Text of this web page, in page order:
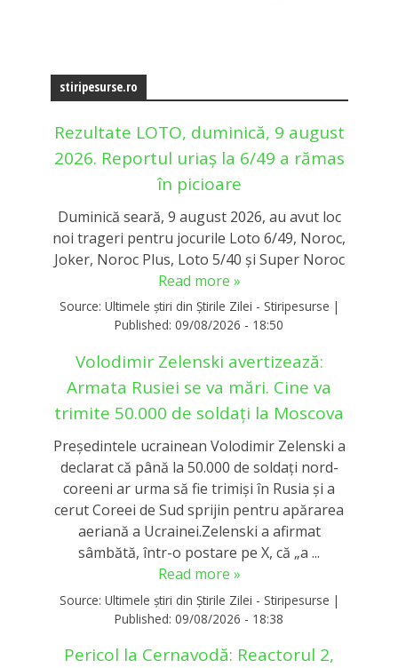
stiripesurse.ro
Rezultate LOTO, duminică, 9 august
2026. Reportul uriaș la 6/49 a rămas
în picioare
Duminică seară, 9 august 2026, au avut loc
noi trageri pentru jocurile Loto 6/49, Noroc,
Joker, Noroc Plus, Loto 5/40 și Super Noroc
Read more »
Source: Ultimele știri din Știrile Zilei - Stiripesurse |
Published: 09/08/2026 - 18:50
Volodimir Zelenski avertizează:
Armata Rusiei se va mări. Cine va
trimite 50.000 de soldați la Moscova
Președintele ucrainean Volodimir Zelenski a
declarat că până la 50.000 de soldați nord-
coreeni ar urma să fie trimiși în Rusia și a
cerut Coreei de Sud sprijin pentru apărarea
aeriană a Ucrainei.Zelenski a afirmat
sâmbătă, într-o postare pe X, că „a ...
Read more »
Source: Ultimele știri din Știrile Zilei - Stiripesurse |
Published: 09/08/2026 - 18:38
Pericol la Cernavodă: Reactorul 2,